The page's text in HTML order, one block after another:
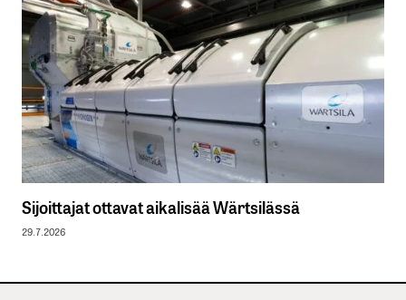
Sijoittajat ottavat aikalisää Wärtsilässä
29.7.2026